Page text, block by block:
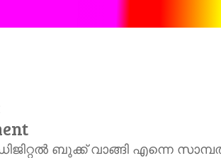
ഡിജിറ്റൽ ബുക്ക് വാങ്ങി എന്നെ